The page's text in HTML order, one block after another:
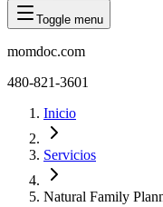
Toggle menu
momdoc.com
480-821-3601
Inicio
Servicios
Natural Family